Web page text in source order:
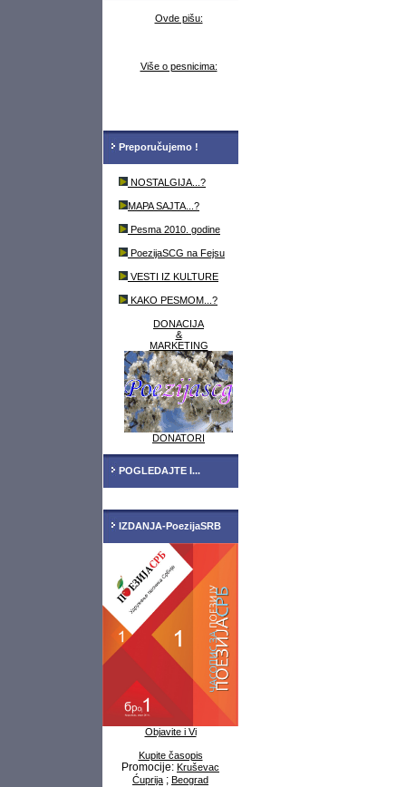
Ovde pišu:
Više o pesnicima:
Preporučujemo !
NOSTALGIJA...?
MAPA SAJTA...?
Pesma 2010. godine
PoezijaSCG na Fejsu
VESTI IZ KULTURE
KAKO PESMOM...?
DONACIJA
&
MARKETING
DONATORI
POGLEDAJTE I...
IZDANJA-PoezijaSRB
Objavite i Vi
Kupite časopis
Promocije: Kruševac
Ćuprija ; Beograd